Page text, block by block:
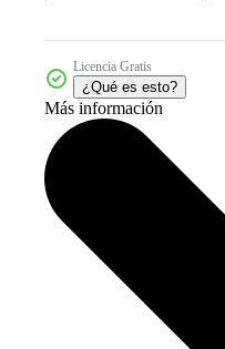
Licencia Gratis
¿Qué es esto?
Más información